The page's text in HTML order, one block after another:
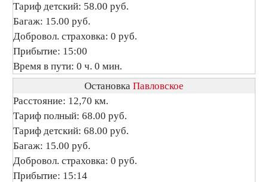
Тариф детский: 58.00 руб.
Багаж: 15.00 руб.
Добровол. страховка: 0 руб.
Прибытие: 15:00
Время в пути: 0 ч. 0 мин.
Остановка Павловское
Расстояние: 12,70 км.
Тариф полный: 68.00 руб.
Тариф детский: 68.00 руб.
Багаж: 15.00 руб.
Добровол. страховка: 0 руб.
Прибытие: 15:14